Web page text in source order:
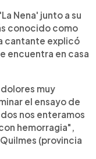
Nena' junto a su
conocido como
cantante explicó
encuentra en casa
muy
el ensayo de
nos enteramos
hemorragia",
(provincia